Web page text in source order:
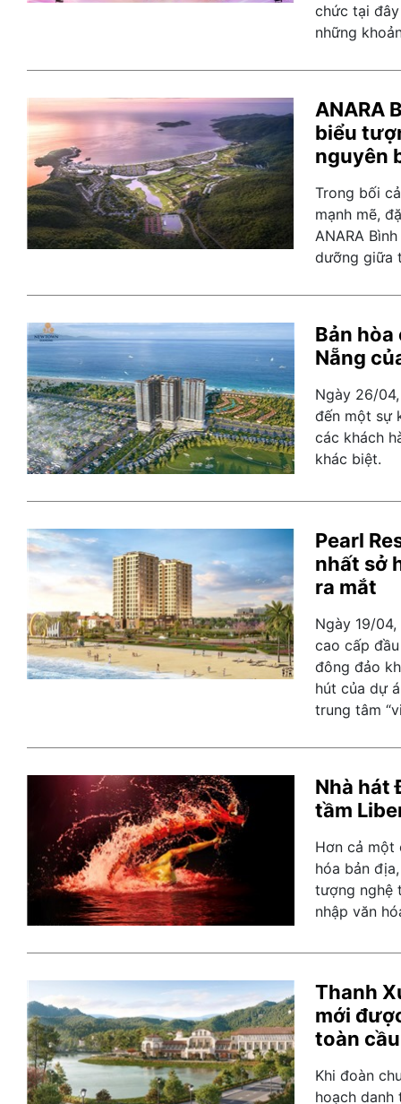
chức tại
những
ANARA
biểu
nguyên
Trong bối
mạnh mẽ,
ANARA
dưỡng giữa
Bản
Nẵng
Ngày 26/
đến một sự
các khách
khác biệt.
Pearl
nhất sở
ra mắt
Ngày 19/
cao cấp
đông đảo
hút của dự
trung tâm
Nhà hát
tầm
Hơn cả một
hóa bản
tượng nghệ
nhập văn
Thanh
mới
toàn cầu
Khi đoàn
hoạch danh